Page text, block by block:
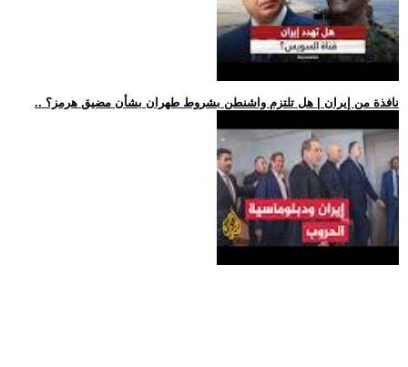
.. نافذة من إيران | هل تلتزم واشنطن بشروط طهران بشأن مضيق هرمز؟